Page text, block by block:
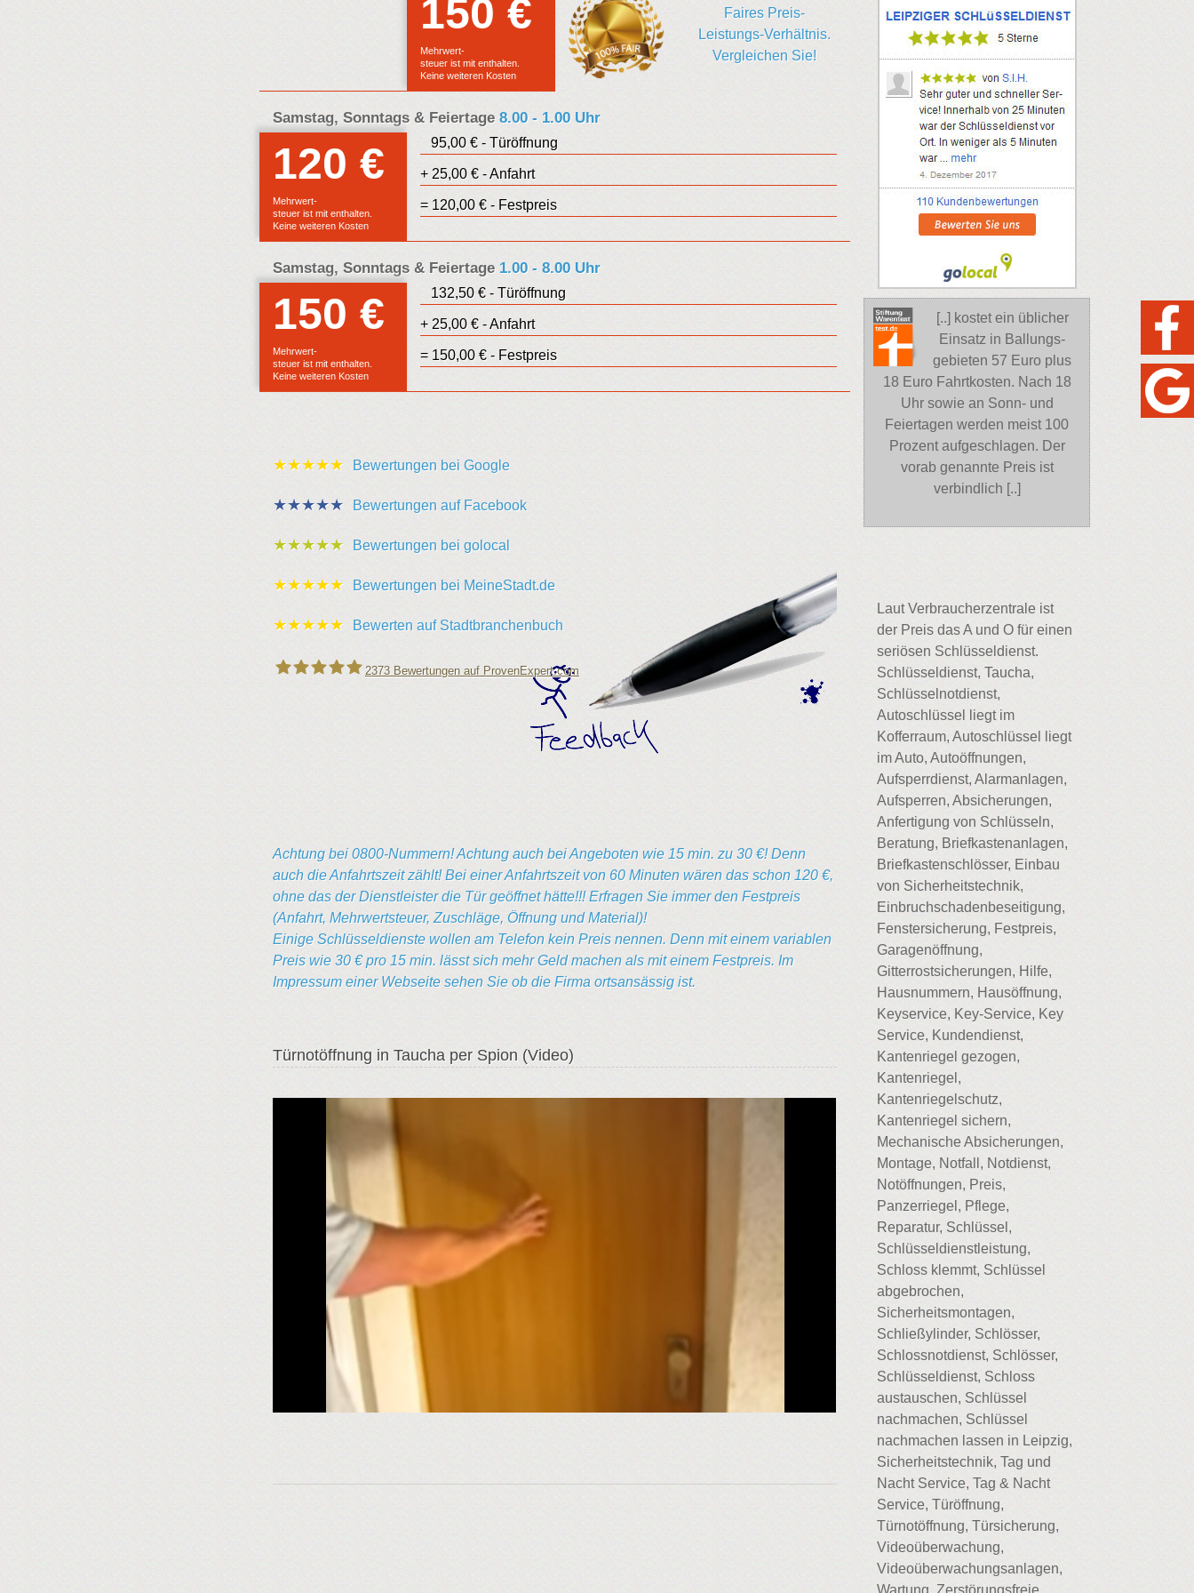
150 € Euro
Festpreis
Mehrwert-
steuer ist mit enthalten.
Keine weiteren Kosten
Faires Preis-
Leistungs-Verhältnis.
Vergleichen Sie!
Samstag, Sonntags & Feiertage 8.00 - 1.00 Uhr
120 € Euro
Festpreis
Mehrwert-
steuer ist mit enthalten.
Keine weiteren Kosten
95,00 € - Türöffnung
+ 25,00 € - Anfahrt
= 120,00 € - Festpreis
Samstag, Sonntags & Feiertage 1.00 - 8.00 Uhr
150 € Euro
Festpreis
Mehrwert-
steuer ist mit enthalten.
Keine weiteren Kosten
132,50 € - Türöffnung
+ 25,00 € - Anfahrt
= 150,00 € - Festpreis
★★★★★ Bewertungen bei Google
★★★★★ Bewertungen auf Facebook
★★★★★ Bewertungen bei golocal
★★★★★ Bewertungen bei MeineStadt.de
★★★★★ Bewerten auf Stadtbranchenbuch
2373 Bewertungen auf ProvenExpert.com
Achtung bei 0800-Nummern! Achtung auch bei Angeboten wie 15 min. zu 30 €! Denn
auch die Anfahrtszeit zählt! Bei einer Anfahrtszeit von 60 Minuten wären das schon 120 €,
ohne das der Dienstleister die Tür geöffnet hätte!!! Erfragen Sie immer den Festpreis
(Anfahrt, Mehrwertsteuer, Zuschläge, Öffnung und Material)!
Einige Schlüsseldienste wollen am Telefon kein Preis nennen. Denn mit einem variablen
Preis wie 30 € pro 15 min. lässt sich mehr Geld machen als mit einem Festpreis. Im
Impressum einer Webseite sehen Sie ob die Firma ortsansässig ist.
Türnotöffnung in Taucha per Spion (Video)
[..] kostet ein üblicher
Einsatz in Ballungs-
gebieten 57 Euro plus
18 Euro Fahrtkosten. Nach 18
Uhr sowie an Sonn- und
Feiertagen werden meist 100
Prozent aufgeschlagen. Der
vorab genannte Preis ist
verbindlich [..]
Laut Verbraucherzentrale ist
der Preis das A und O für einen
seriösen Schlüsseldienst.
Schlüsseldienst, Taucha,
Schlüsselnotdienst,
Autoschlüssel liegt im
Kofferraum, Autoschlüssel liegt
im Auto, Autoöffnungen,
Aufsperrdienst, Alarmanlagen,
Aufsperren, Absicherungen,
Anfertigung von Schlüsseln,
Beratung, Briefkastenanlagen,
Briefkastenschlösser, Einbau
von Sicherheitstechnik,
Einbruchschadenbeseitigung,
Fenstersicherung, Festpreis,
Garagenöffnung,
Gitterrostsicherungen, Hilfe,
Hausnummern, Hausöffnung,
Keyservice, Key-Service, Key
Service, Kundendienst,
Kantenriegel gezogen,
Kantenriegel,
Kantenriegelschutz,
Kantenriegel sichern,
Mechanische Absicherungen,
Montage, Notfall, Notdienst,
Notöffnungen, Preis,
Panzerriegel, Pflege,
Reparatur, Schlüssel,
Schlüsseldienstleistung,
Schloss klemmt, Schlüssel
abgebrochen,
Sicherheitsmontagen,
Schließylinder, Schlösser,
Schlossnotdienst, Schlösser,
Schlüsseldienst, Schloss
austauschen, Schlüssel
nachmachen, Schlüssel
nachmachen lassen in Leipzig,
Sicherheitstechnik, Tag und
Nacht Service, Tag & Nacht
Service, Türöffnung,
Türnotöffnung, Türsicherung,
Videoüberwachung,
Videoüberwachungsanlagen,